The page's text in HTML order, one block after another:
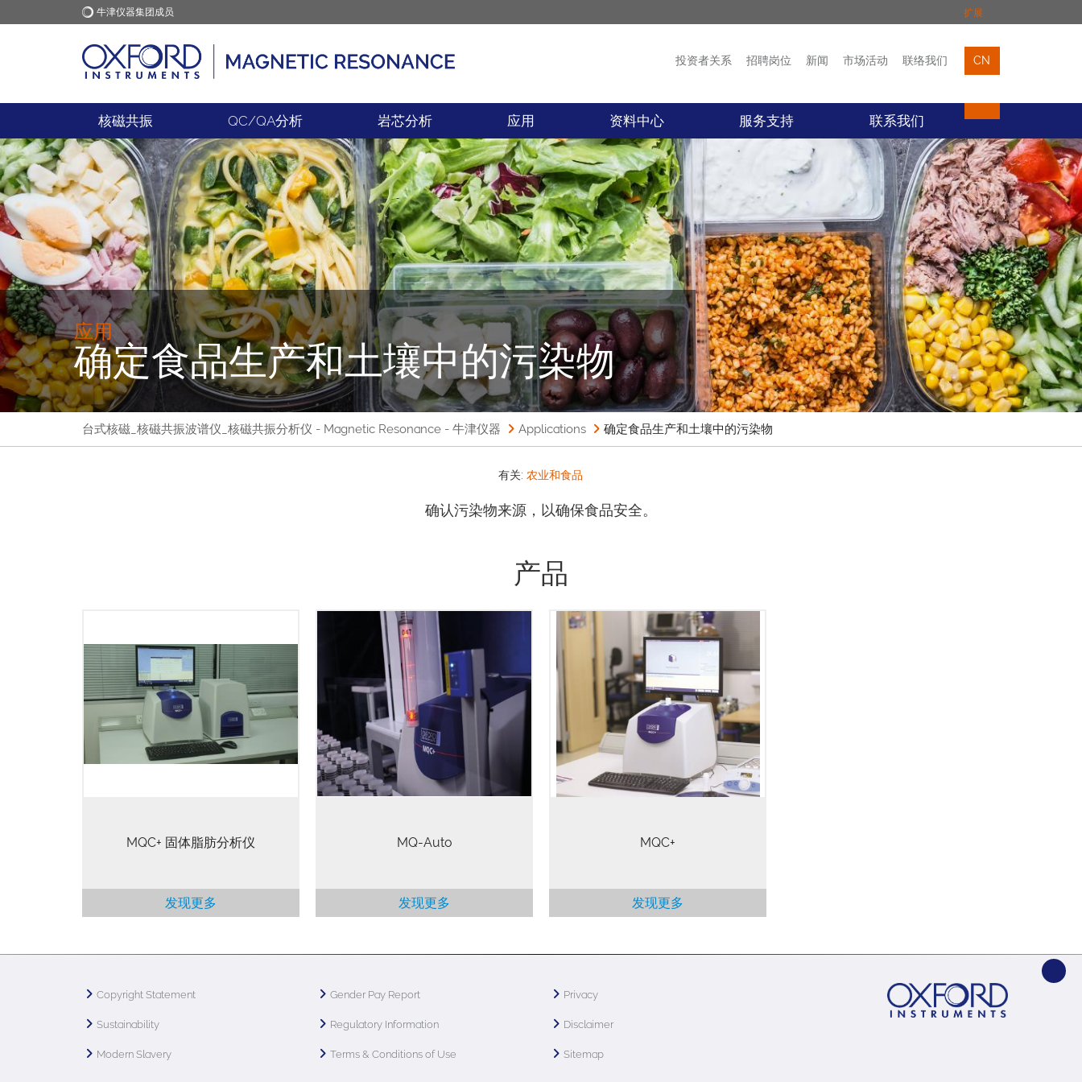
牛津仪器集团成员 扩展
牛津仪器 应用 市场活动 联络我们
投资者关系 招聘岗位 新闻 市场活动 联络我们 CN
核磁共振 QC/QA分析 岩芯分析 应用 资料中心 服务支持 联系我们
应用
确定食品生产和土壤中的污染物
台式核磁_核磁共振波谱仪_核磁共振分析仪 - Magnetic Resonance - 牛津仪器 Applications 确定食品生产和土壤中的污染物
有关: 农业和食品
确认污染物来源，以确保食品安全。
产品
和脂肪的一个重要特性，对于烘焙、
糖果点心和人造黄油行业尤其重要。
熔化曲线决定了食用油/脂肪的具体用
途，是供应商和最终用户以及产品开
发的重要品质控制参数。随着各地陆
续出台法规限制或禁止使用反式脂肪
酸，众多传统食品需要寻找新的配
方，本测定方法可为食品行业提供新
MQC+ 固体脂肪分析仪
发现更多
全球无数用户均借助 MQC 和 MQC+
系列核磁共振 (NMR) 分析仪来实现快
速准确测量。MQ-Auto 是一款延长
MQC+ 工作时间的机械手系统 ，能够
额外提升实验室生产率和效率。 MQ-
Auto 尤其适合高处理量需求的实验室
和/或测量时间相对长的高性能应用，
能够减轻技术人员的工作负担，以便
他们更好地处理其他工作
MQ-Auto
发现更多
MQC+ 台式核磁共振分析仪可以测量
各种样品中的油、水、氟和固体脂
肪，通常用于质量保证和质量控制。
使用MQC+分析仪进行分析，需要几秒
钟到几分钟就能得出结果，从而可以
快速高效地检测大量样品。核磁共振
信号来自样品的各组成部分，并非仅
由物体表面产生，即使物体是不透明
的，也可以保证测量结果更加准确。
核磁共振测量不会对样品造成任何破
坏，因此样品测试后可以保存用于重
复测量或使用其他技术进行分析。
MQC+
发现更多
Copyright Statement
Sustainability
Modern Slavery
Gender Pay Report
Regulatory Information
Terms & Conditions of Use
Privacy
Disclaimer
Sitemap